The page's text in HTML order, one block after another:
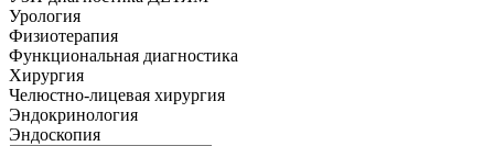
Урология
Физиотерапия
Функциональная диагностика
Хирургия
Челюстно-лицевая хирургия
Эндокринология
Эндоскопия